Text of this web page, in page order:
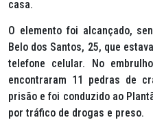
casa.
O elemento foi alcançado,
Belo dos Santos, 25, que
telefone celular. No
encontraram 11 pedras de
prisão e foi conduzido ao
por tráfico de drogas e preso.